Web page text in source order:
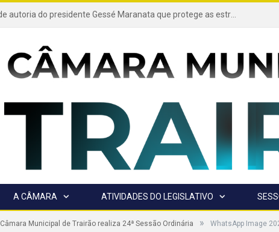
Projeto de autoria do presidente Gessé Maranata que protege as estradas vicinais de Trairão é transformado em lei
A CÂMARA ATIVIDADES DO LEGISLATIVO
Câmara Municipal de Trairão realiza 24ª Sessão Ordinária » WhatsApp Image